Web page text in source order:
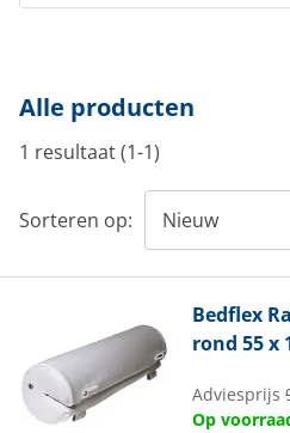
Alle producten
1 resultaat (1-1)
Sorteren op:
Bedflex
rond 55 x
Adviesprijs
Op